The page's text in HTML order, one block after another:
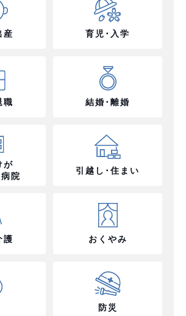
産 育児･入学
職 結婚･離婚
が
院
引越し･住まい
護 おくやみ
防災